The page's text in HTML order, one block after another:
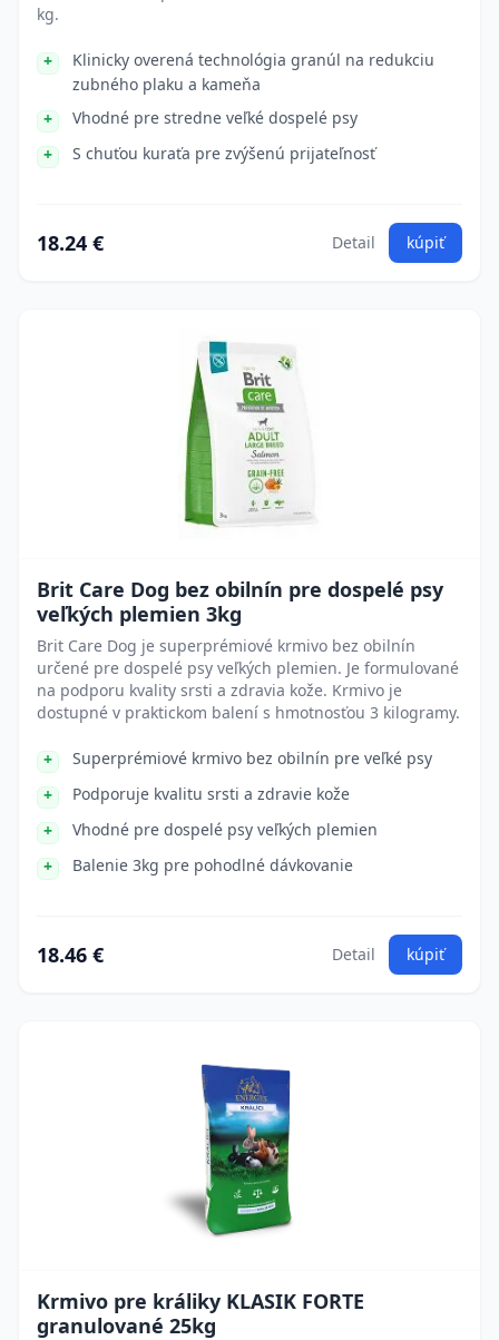
kg.
Klinicky overená technológia granúl na redukciu
zubného plaku a kameňa
Vhodné pre stredne veľké dospelé psy
S chuťou kuraťa pre zvýšenú prijateľnosť
18.24 € Detail kúpiť
Brit Care Dog bez obilnín pre dospelé psy
veľkých plemien 3kg
Brit Care Dog je superprémiové krmivo bez obilnín
určené pre dospelé psy veľkých plemien. Je formulované
na podporu kvality srsti a zdravia kože. Krmivo je
dostupné v praktickom balení s hmotnosťou 3 kilogramy.
Superprémiové krmivo bez obilnín pre veľké psy
Podporuje kvalitu srsti a zdravie kože
Vhodné pre dospelé psy veľkých plemien
Balenie 3kg pre pohodlné dávkovanie
18.46 € Detail kúpiť
Krmivo pre králiky KLASIK FORTE
granulované 25kg